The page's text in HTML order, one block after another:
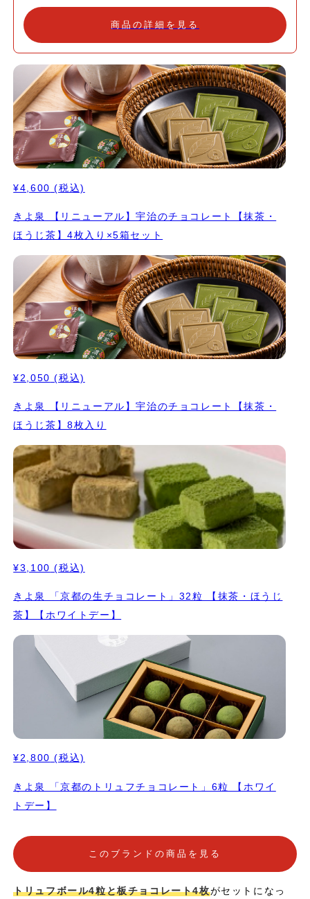
らが厳選した茶葉のみを使用した宇治抹茶・ほうじ茶のチョコレー
トをコーティングしました。 原料に、抹茶・ほうじ茶の風味を引
茶のチョコレートです。 ベースのホワイトチョコも独自のレシピ
で上質の抹茶の風味、こうばしいほうじ茶の風味を引き出せるよう
原料の配合を吟味しました。 大手メーカーにはない、本当の抹
茶・ほうじ茶の風味を味わっていただきたいという思いで思考錯誤
し、完成しました。 石臼で挽くのは、時間も手間もかかる大変な
作業ですが、人の手で丁寧に挽くことで「 味・香り・色・泡立
ち」と、五感で抹茶をお愉しみいただけるのは石臼挽きならではの
独自の焙煎方法の「砂炒り焙煎」で炒ったオリジナルの茎ほうじ茶
しさを感じていただける一品となりました。 高級感のある京都き
よ泉オリジナルの箔押しのパッケージでお届けいたします。 こち
にご記入ください。
商品の詳細を見る
¥4,600 (税込)
きよ泉 【リニューアル】宇治のチョコレート【抹茶・
ほうじ茶】4枚入り×5箱セット
¥2,050 (税込)
きよ泉 【リニューアル】宇治のチョコレート【抹茶・
ほうじ茶】8枚入り
¥3,100 (税込)
きよ泉 「京都の生チョコレート」32粒 【抹茶・ほうじ
茶】【ホワイトデー】
¥2,800 (税込)
きよ泉 「京都のトリュフチョコレート」6粒 【ホワイ
トデー】
このブランドの商品を見る
トリュフボール4粒と板チョコレート4枚がセットになっ